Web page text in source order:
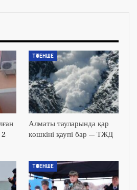
2
ТӨТЕНШЕ
Алматы тауларында қар
көшкіні қаупі бар — ТЖД
ТӨТЕНШЕ